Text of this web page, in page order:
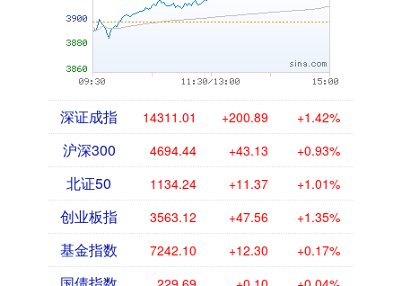
深证成指 14311.01 +200.89 +1.42%
沪深300 4694.44 +43.13 +0.93%
北证50 1134.24 +11.37 +1.01%
创业板指 3563.12 +47.56 +1.35%
基金指数 7242.10 +12.30 +0.17%